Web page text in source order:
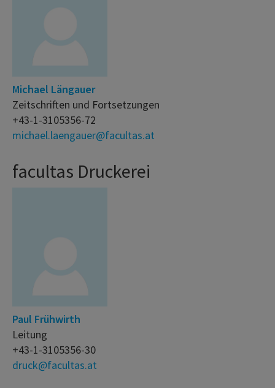
Michael Längauer
Zeitschriften und Fortsetzungen
+43-1-3105356-72
michael.laengauer@facultas.at
facultas Druckerei
Paul Frühwirth
Leitung
+43-1-3105356-30
druck@facultas.at